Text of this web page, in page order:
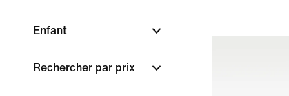
Enfant
Rechercher par prix